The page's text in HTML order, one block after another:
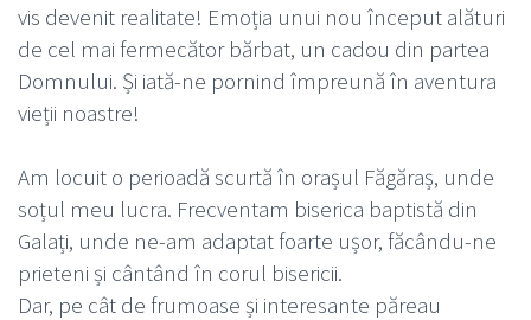
vis devenit realitate! Emoția unui nou început alături
de cel mai fermecător bărbat, un cadou din partea
Domnului. Și iată-ne pornind împreună în aventura
vieții noastre!
Am locuit o perioadă scurtă în orașul Făgăraș, unde
soțul meu lucra. Frecventam biserica baptistă din
Galați, unde ne-am adaptat foarte ușor, făcându-ne
prieteni și cântând în corul bisericii.
Dar, pe cât de frumoase și interesante păreau